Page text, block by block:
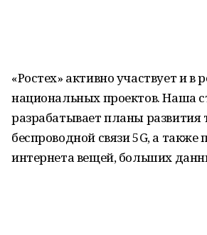
«Ростех» активно участвует и в
национальных проектов. Наша
разрабатывает планы развития
беспроводной связи 5G, а
интернета вещей, больших